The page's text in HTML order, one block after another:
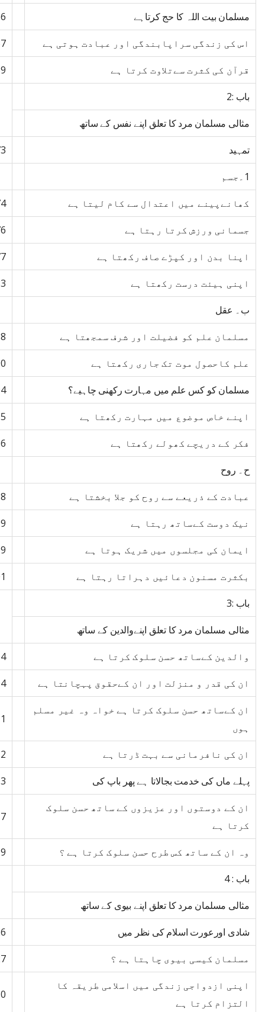
مسلمان بیت اللہ کا حج کرتاہے
اس کی زندگی سراپابندگی اور عبادت ہوتی ہے
قرآن کی کثرت سےتلاوت کرتا ہے
باب :2
مثالی مسلمان مرد کا تعلق اپنے نفس کے ساتھ
تمہید
1۔جسم
کھانےپینے میں اعتدال سے کام لیتا ہے
جسمانی ورزش کرتا رہتا ہے
اپنا بدن اور کپڑے صاف رکھتا ہے
اپنی ہیئت درست رکھتا ہے
ب۔ عقل
مسلمان علم کو فضیلت اور شرف سمجھتا ہے
علم کاحصول موت تک جاری رکھتا ہے
مسلمان کو کس علم میں مہارت رکھنی چاہیے؟
اپنے خاص موضوع میں مہارت رکھتا ہے
فکر کے دریچے کھولے رکھتا ہے
ح۔ روح
عبادت کے ذریعے سے روح کو جلا بخشتا ہے
نیک دوست کےساتھ رہتا ہے
ایمان کی مجلسوں میں شریک ہوتا ہے
بکثرت مسنون دعائیں دہراتا رہتا ہے
باب :3
مثالی مسلمان مرد کا تعلق اپنےوالدین کے ساتھ
والدین کےساتھ حسن سلوک کرتا ہے
ان کی قدر و منزلت اور ان کےحقوق پہچانتا ہے
ان کےساتھ حسن سلوک کرتا ہے خواہ وہ غیر مسلم
ہوں
ان کی نافرمانی سے بہت ڈرتا ہے
پہلے ماں کی خدمت بجالاتا ہے پھر باپ کی
ان کے دوستوں اور عزیزوں کے ساتھ حسن سلوک
کرتا ہے
وہ ان کے ساتھ کس طرح حسن سلوک کرتا ہے ؟
باب : 4
مثالی مسلمان مرد کا تعلق اپنے بیوی کے ساتھ
شادی اورعورت اسلام کی نظر میں
مسلمان کیسی بیوی چاہتا ہے ؟
اپنی ازدواجی زندگی میں اسلامی طریقہ کا
التزام کرتا ہے